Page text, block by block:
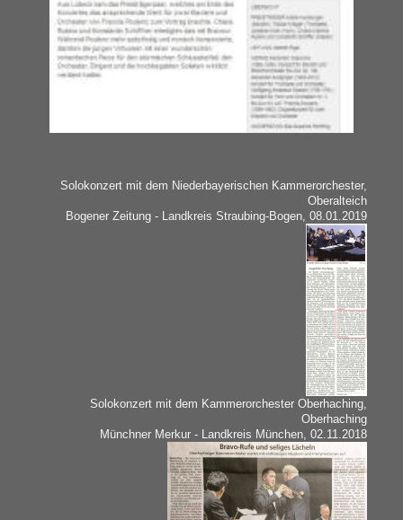
Solokonzert mit dem Niederbayerischen Kammerorchester,
Oberalteich
Bogener Zeitung - Landkreis Straubing-Bogen, 08.01.2019
Solokonzert mit dem Kammerorchester Oberhaching,
Oberhaching
Münchner Merkur - Landkreis München, 02.11.2018